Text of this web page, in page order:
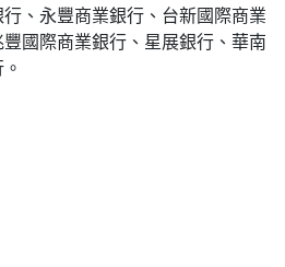
、永豐商業銀行、台新國際商業
國際商業銀行、星展銀行、華南